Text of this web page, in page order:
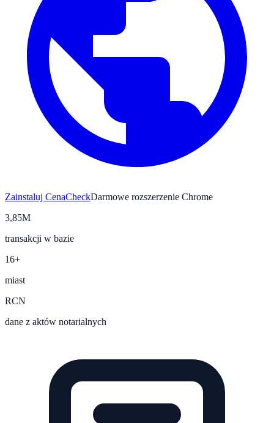
Zainstaluj CenaCheckDarmowe rozszerzenie Chrome
3,85M
transakcji w bazie
16+
miast
RCN
dane z aktów notarialnych